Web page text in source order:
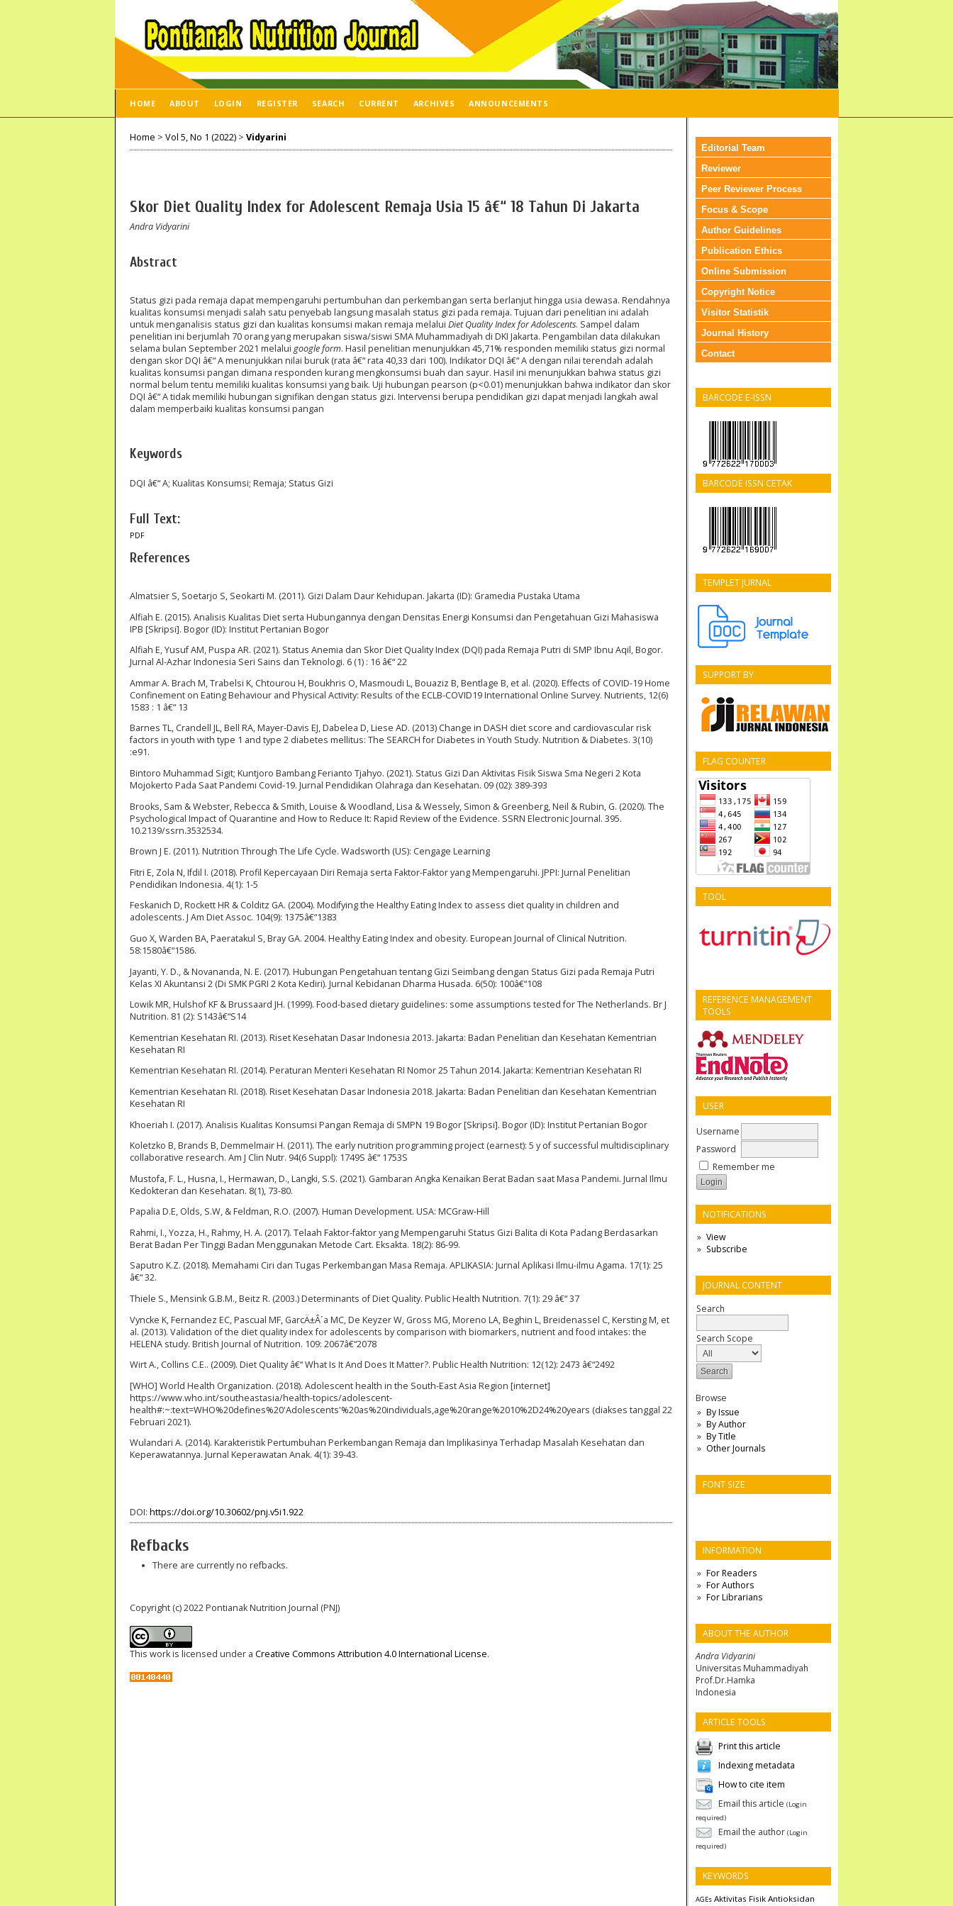
Editorial Team
Reviewer
Peer Reviewer Process
Focus & Scope
Author Guidelines
Publication Ethics
Online Submission
Copyright Notice
Visitor Statistik
Journal History
Contact
BARCODE E-ISSN
BARCODE ISSN CETAK
TEMPLET JURNAL
SUPPORT BY
FLAG COUNTER
TOOL
REFERENCE MANAGEMENT
TOOLS
USER
Username
Password
Remember me
NOTIFICATIONS
View
Subscribe
JOURNAL CONTENT
Search
Search Scope
Browse
By Issue
By Author
By Title
Other Journals
FONT SIZE
INFORMATION
For Readers
For Authors
For Librarians
ABOUT THE AUTHOR
Andra Vidyarini
Universitas Muhammadiyah
Prof.Dr.Hamka
Indonesia
ARTICLE TOOLS
Print this article
Indexing metadata
How to cite item
Email this article (Login
required)
Email the author (Login
required)
KEYWORDS
AGEs Aktivitas Fisik Antioksidan
HOME ABOUT LOGIN REGISTER SEARCH CURRENT ARCHIVES ANNOUNCEMENTS
Home > Vol 5, No 1 (2022) > Vidyarini
Skor Diet Quality Index for Adolescent Remaja Usia 15 â€“ 18 Tahun Di Jakarta
Andra Vidyarini
Abstract
Status gizi pada remaja dapat mempengaruhi pertumbuhan dan perkembangan serta berlanjut hingga usia dewasa. Rendahnya
kualitas konsumsi menjadi salah satu penyebab langsung masalah status gizi pada remaja. Tujuan dari penelitian ini adalah
untuk menganalisis status gizi dan kualitas konsumsi makan remaja melalui Diet Quality Index for Adolescents. Sampel dalam
penelitian ini berjumlah 70 orang yang merupakan siswa/siswi SMA Muhammadiyah di DKI Jakarta. Pengambilan data dilakukan
selama bulan September 2021 melalui google form. Hasil penelitian menunjukkan 45,71% responden memiliki status gizi normal
dengan skor DQI â€“ A menunjukkan nilai buruk (rata â€“ rata 40,33 dari 100). Indikator DQI â€“ A dengan nilai terendah adalah
kualitas konsumsi pangan dimana responden kurang mengkonsumsi buah dan sayur. Hasil ini menunjukkan bahwa status gizi
normal belum tentu memiliki kualitas konsumsi yang baik. Uji hubungan pearson (p<0.01) menunjukkan bahwa indikator dan skor
DQI â€“ A tidak memiliki hubungan signifikan dengan status gizi. Intervensi berupa pendidikan gizi dapat menjadi langkah awal
dalam memperbaiki kualitas konsumsi pangan
Keywords
DQI â€“ A; Kualitas Konsumsi; Remaja; Status Gizi
Full Text:
PDF
References
Almatsier S, Soetarjo S, Seokarti M. (2011). Gizi Dalam Daur Kehidupan. Jakarta (ID): Gramedia Pustaka Utama
Alfiah E. (2015). Analisis Kualitas Diet serta Hubungannya dengan Densitas Energi Konsumsi dan Pengetahuan Gizi Mahasiswa
IPB [Skripsi]. Bogor (ID): Institut Pertanian Bogor
Alfiah E, Yusuf AM, Puspa AR. (2021). Status Anemia dan Skor Diet Quality Index (DQI) pada Remaja Putri di SMP Ibnu Aqil, Bogor.
Jurnal Al-Azhar Indonesia Seri Sains dan Teknologi. 6 (1) : 16 â€“ 22
Ammar A. Brach M, Trabelsi K, Chtourou H, Boukhris O, Masmoudi L, Bouaziz B, Bentlage B, et al. (2020). Effects of COVID-19 Home
Confinement on Eating Behaviour and Physical Activity: Results of the ECLB-COVID19 International Online Survey. Nutrients, 12(6)
1583 : 1 â€“ 13
Barnes TL, Crandell JL, Bell RA, Mayer-Davis EJ, Dabelea D, Liese AD. (2013) Change in DASH diet score and cardiovascular risk
factors in youth with type 1 and type 2 diabetes mellitus: The SEARCH for Diabetes in Youth Study. Nutrition & Diabetes. 3(10)
:e91.
Bintoro Muhammad Sigit; Kuntjoro Bambang Ferianto Tjahyo. (2021). Status Gizi Dan Aktivitas Fisik Siswa Sma Negeri 2 Kota
Mojokerto Pada Saat Pandemi Covid-19. Jurnal Pendidikan Olahraga dan Kesehatan. 09 (02): 389-393
Brooks, Sam & Webster, Rebecca & Smith, Louise & Woodland, Lisa & Wessely, Simon & Greenberg, Neil & Rubin, G. (2020). The
Psychological Impact of Quarantine and How to Reduce It: Rapid Review of the Evidence. SSRN Electronic Journal. 395.
10.2139/ssrn.3532534.
Brown J E. (2011). Nutrition Through The Life Cycle. Wadsworth (US): Cengage Learning
Fitri E, Zola N, Ifdil I. (2018). Profil Kepercayaan Diri Remaja serta Faktor-Faktor yang Mempengaruhi. JPPI: Jurnal Penelitian
Pendidikan Indonesia. 4(1): 1-5
Feskanich D, Rockett HR & Colditz GA. (2004). Modifying the Healthy Eating Index to assess diet quality in children and
adolescents. J Am Diet Assoc. 104(9): 1375â€“1383
Guo X, Warden BA, Paeratakul S, Bray GA. 2004. Healthy Eating Index and obesity. European Journal of Clinical Nutrition.
58:1580â€“1586.
Jayanti, Y. D., & Novananda, N. E. (2017). Hubungan Pengetahuan tentang Gizi Seimbang dengan Status Gizi pada Remaja Putri
Kelas XI Akuntansi 2 (Di SMK PGRI 2 Kota Kediri). Jurnal Kebidanan Dharma Husada. 6(50): 100â€“108
Lowik MR, Hulshof KF & Brussaard JH. (1999). Food-based dietary guidelines: some assumptions tested for The Netherlands. Br J
Nutrition. 81 (2): S143â€“S14
Kementrian Kesehatan RI. (2013). Riset Kesehatan Dasar Indonesia 2013. Jakarta: Badan Penelitian dan Kesehatan Kementrian
Kesehatan RI
Kementrian Kesehatan RI. (2014). Peraturan Menteri Kesehatan RI Nomor 25 Tahun 2014. Jakarta: Kementrian Kesehatan RI
Kementrian Kesehatan RI. (2018). Riset Kesehatan Dasar Indonesia 2018. Jakarta: Badan Penelitian dan Kesehatan Kementrian
Kesehatan RI
Khoeriah I. (2017). Analisis Kualitas Konsumsi Pangan Remaja di SMPN 19 Bogor [Skripsi]. Bogor (ID): Institut Pertanian Bogor
Koletzko B, Brands B, Demmelmair H. (2011). The early nutrition programming project (earnest): 5 y of successful multidisciplinary
collaborative research. Am J Clin Nutr. 94(6 Suppl): 1749S â€“ 1753S
Mustofa, F. L., Husna, I., Hermawan, D., Langki, S.S. (2021). Gambaran Angka Kenaikan Berat Badan saat Masa Pandemi. Jurnal Ilmu
Kedokteran dan Kesehatan. 8(1), 73-80.
Papalia D.E, Olds, S.W, & Feldman, R.O. (2007). Human Development. USA: MCGraw-Hill
Rahmi, I., Yozza, H., Rahmy, H. A. (2017). Telaah Faktor-faktor yang Mempengaruhi Status Gizi Balita di Kota Padang Berdasarkan
Berat Badan Per Tinggi Badan Menggunakan Metode Cart. Eksakta. 18(2): 86-99.
Saputro K.Z. (2018). Memahami Ciri dan Tugas Perkembangan Masa Remaja. APLIKASIA: Jurnal Aplikasi Ilmu-ilmu Agama. 17(1): 25
â€“ 32.
Thiele S., Mensink G.B.M., Beitz R. (2003.) Determinants of Diet Quality. Public Health Nutrition. 7(1): 29 â€“ 37
Vyncke K, Fernandez EC, Pascual MF, GarcÄ±Â´a MC, De Keyzer W, Gross MG, Moreno LA, Beghin L, Breidenassel C, Kersting M, et
al. (2013). Validation of the diet quality index for adolescents by comparison with biomarkers, nutrient and food intakes: the
HELENA study. British Journal of Nutrition. 109: 2067â€“2078
Wirt A., Collins C.E.. (2009). Diet Quality â€“ What Is It And Does It Matter?. Public Health Nutrition: 12(12): 2473 â€“2492
[WHO] World Health Organization. (2018). Adolescent health in the South-East Asia Region [internet]
https://www.who.int/southeastasia/health-topics/adolescent-
health#:~:text=WHO%20defines%20'Adolescents'%20as%20individuals,age%20range%2010%2D24%20years (diakses tanggal 22
Februari 2021).
Wulandari A. (2014). Karakteristik Pertumbuhan Perkembangan Remaja dan Implikasinya Terhadap Masalah Kesehatan dan
Keperawatannya. Jurnal Keperawatan Anak. 4(1): 39-43.
DOI: https://doi.org/10.30602/pnj.v5i1.922
Refbacks
There are currently no refbacks.
Copyright (c) 2022 Pontianak Nutrition Journal (PNJ)
This work is licensed under a Creative Commons Attribution 4.0 International License.